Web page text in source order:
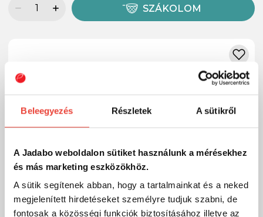
Beleegyezés Részletek A sütikről
A Jadabo weboldalon sütiket használunk a mérésekhez
és más marketing eszközökhöz.
A sütik segítenek abban, hogy a tartalmainkat és a neked
megjelenített hirdetéseket személyre tudjuk szabni, de
fontosak a közösségi funkciók biztosításához illetve az
SZÁKOLOM